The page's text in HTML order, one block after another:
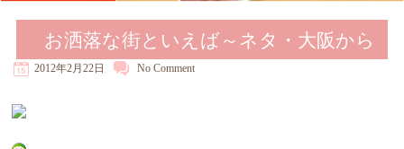
お洒落な街といえば～ネタ・大阪から
2012年2月22日 No Comment